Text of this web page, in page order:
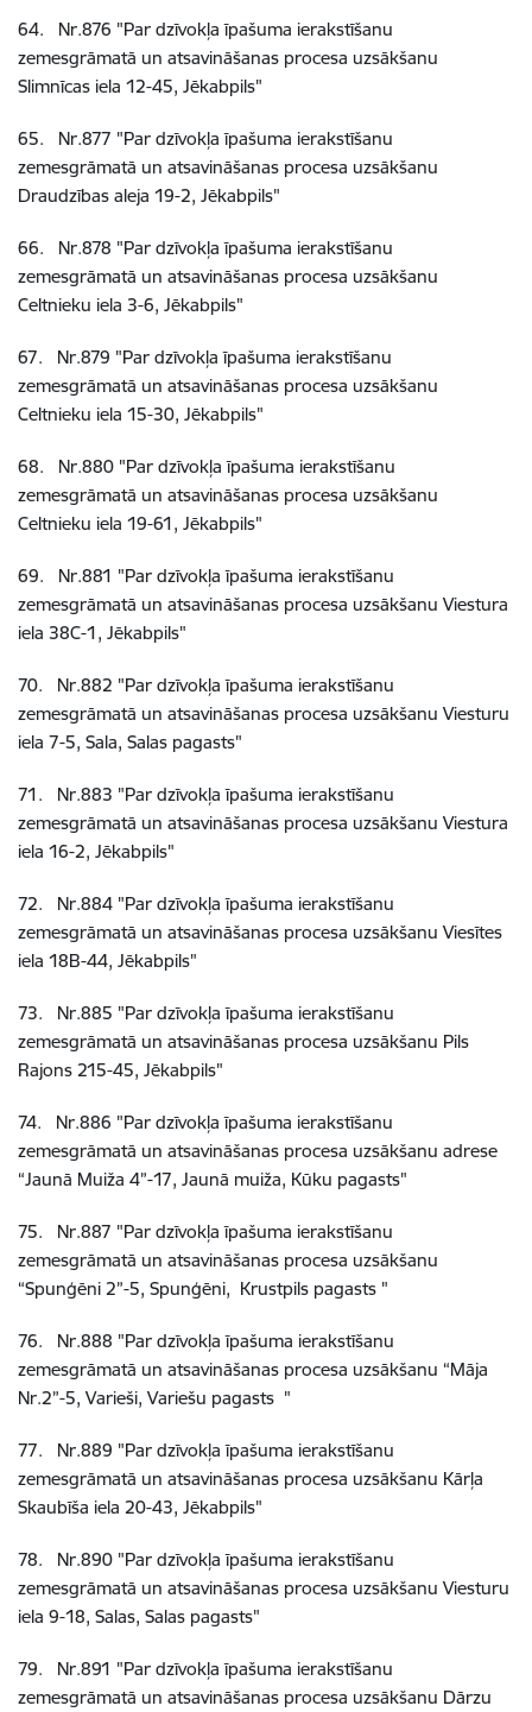
64. Nr.876 "Par dzīvokļa īpašuma ierakstīšanu
zemesgrāmatā un atsavināšanas procesa uzsākšanu
Slimnīcas iela 12-45, Jēkabpils"
65. Nr.877 "Par dzīvokļa īpašuma ierakstīšanu
zemesgrāmatā un atsavināšanas procesa uzsākšanu
Draudzības aleja 19-2, Jēkabpils"
66. Nr.878 "Par dzīvokļa īpašuma ierakstīšanu
zemesgrāmatā un atsavināšanas procesa uzsākšanu
Celtnieku iela 3-6, Jēkabpils"
67. Nr.879 "Par dzīvokļa īpašuma ierakstīšanu
zemesgrāmatā un atsavināšanas procesa uzsākšanu
Celtnieku iela 15-30, Jēkabpils"
68. Nr.880 "Par dzīvokļa īpašuma ierakstīšanu
zemesgrāmatā un atsavināšanas procesa uzsākšanu
Celtnieku iela 19-61, Jēkabpils"
69. Nr.881 "Par dzīvokļa īpašuma ierakstīšanu
zemesgrāmatā un atsavināšanas procesa uzsākšanu Viestura
iela 38C-1, Jēkabpils"
70. Nr.882 "Par dzīvokļa īpašuma ierakstīšanu
zemesgrāmatā un atsavināšanas procesa uzsākšanu Viesturu
iela 7-5, Sala, Salas pagasts"
71. Nr.883 "Par dzīvokļa īpašuma ierakstīšanu
zemesgrāmatā un atsavināšanas procesa uzsākšanu Viestura
iela 16-2, Jēkabpils"
72. Nr.884 "Par dzīvokļa īpašuma ierakstīšanu
zemesgrāmatā un atsavināšanas procesa uzsākšanu Viesītes
iela 18B-44, Jēkabpils"
73. Nr.885 "Par dzīvokļa īpašuma ierakstīšanu
zemesgrāmatā un atsavināšanas procesa uzsākšanu Pils
Rajons 215-45, Jēkabpils"
74. Nr.886 "Par dzīvokļa īpašuma ierakstīšanu
zemesgrāmatā un atsavināšanas procesa uzsākšanu adrese
“Jaunā Muiža 4”-17, Jaunā muiža, Kūku pagasts"
75. Nr.887 "Par dzīvokļa īpašuma ierakstīšanu
zemesgrāmatā un atsavināšanas procesa uzsākšanu
“Spunģēni 2”-5, Spunģēni, Krustpils pagasts "
76. Nr.888 "Par dzīvokļa īpašuma ierakstīšanu
zemesgrāmatā un atsavināšanas procesa uzsākšanu “Māja
Nr.2”-5, Varieši, Variešu pagasts "
77. Nr.889 "Par dzīvokļa īpašuma ierakstīšanu
zemesgrāmatā un atsavināšanas procesa uzsākšanu Kārļa
Skaubīša iela 20-43, Jēkabpils"
78. Nr.890 "Par dzīvokļa īpašuma ierakstīšanu
zemesgrāmatā un atsavināšanas procesa uzsākšanu Viesturu
iela 9-18, Salas, Salas pagasts"
79. Nr.891 "Par dzīvokļa īpašuma ierakstīšanu
zemesgrāmatā un atsavināšanas procesa uzsākšanu Dārzu